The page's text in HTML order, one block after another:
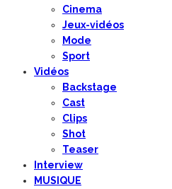
Cinema
Jeux-vidéos
Mode
Sport
Vidéos
Backstage
Cast
Clips
Shot
Teaser
Interview
MUSIQUE